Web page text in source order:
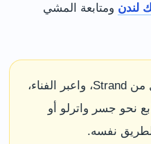
لندن ومتابعة المشي
ادخل من Strand، واعبر الفناء،
نحو جسر واترلو أو
نفسه.